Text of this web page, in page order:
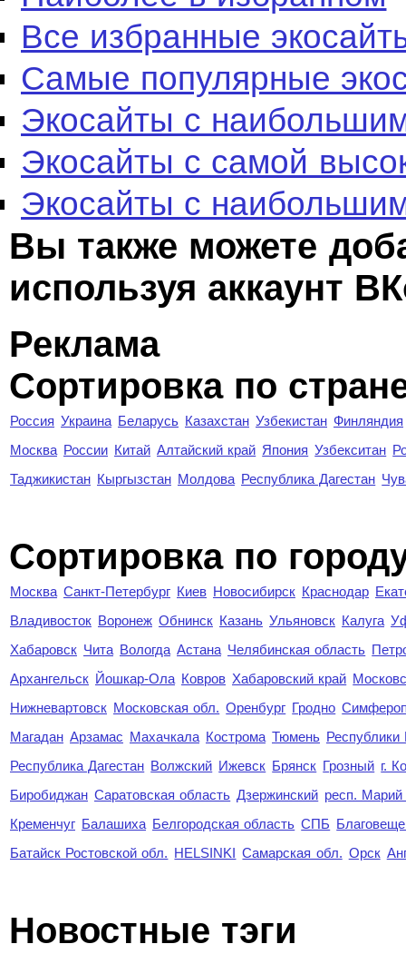
Все избранные
Самые популярные
Экосайты с
Экосайты с самой
Экосайты с
Вы также можете
используя аккаунт
Реклама
Сортировка по
Россия Украина Беларусь Казахстан Узбекистан Финляндия
Москва России Китай Алтайский край Япония Узбекситан
Таджикистан Кыргызстан Молдова Республика Дагестан
Cортировка по
Москва Санкт-Петербург Киев Новосибирск Краснодар
Владивосток Воронеж Обнинск Казань Ульяновск Калуга
Хабаровск Чита Вологда Астана Челябинская область
Архангельск Йошкар-Ола Ковров Хабаровский край
Нижневартовск Московская обл. Оренбург Гродно
Магадан Арзамас Махачкала Кострома Тюмень Республики
Республика Дагестан Волжский Ижевск Брянск Грозный г.
Биробиджан Саратовская область Дзержинский респ.
Кременчуг Балашиха Белгородская область СПБ
Батайск Ростовской обл. HELSINKI Самарская обл. Орск
Новостные тэги